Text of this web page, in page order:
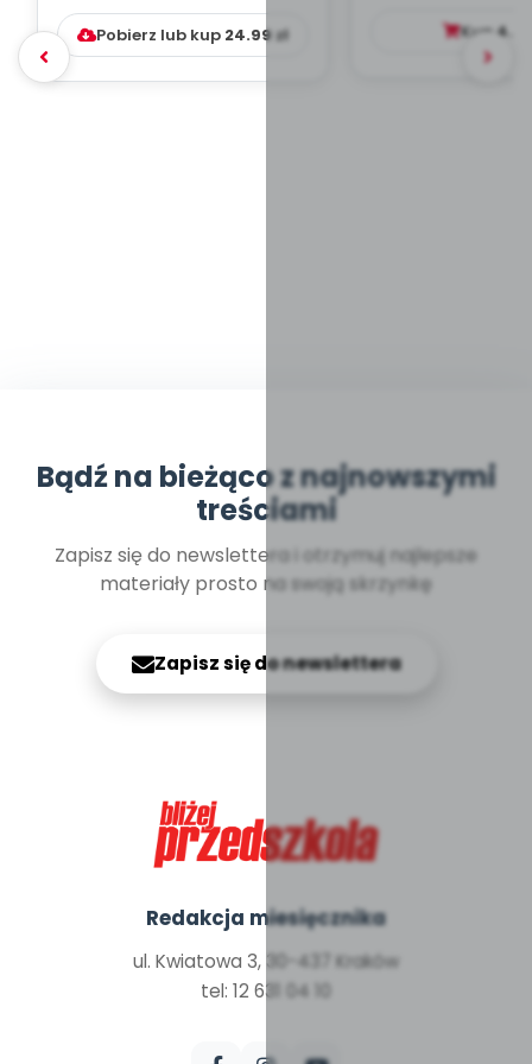
DYDAKTYC...
Pobierz lub kup 24.99zł Kup
Bądź na bieżąco z najnowszymi
treściami
Zapisz się do newslettera i otrzymuj najlepsze
materiały prosto na swoją skrzynkę
Zapisz się do newslettera
Redakcja miesięcznika
ul. Kwiatowa 3, 30-437 Kraków
tel: 12 631 04 10